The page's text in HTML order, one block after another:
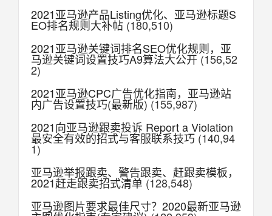
2021亚马逊产品Listing优化、亚马逊标题S
EO排名规则大补帖 (180,510)
2021亚马逊关键词排名SEO优化规则，亚
马逊关键词设置技巧A9算法大公开(156,52
2)
2021亚马逊CPC广告优化指南，亚马逊站
内广告设置技巧(最新版)(155,987)
2021向亚马逊跟卖投诉 Report a Violation
最安全有效的招式与客服联系技巧 (140,94
1)
亚马逊举报跟卖、警告跟卖、赶跟卖模板，
2021赶走跟卖招式清单(128,548)
亚马逊图片要求最佳尺寸？2020最新亚马逊